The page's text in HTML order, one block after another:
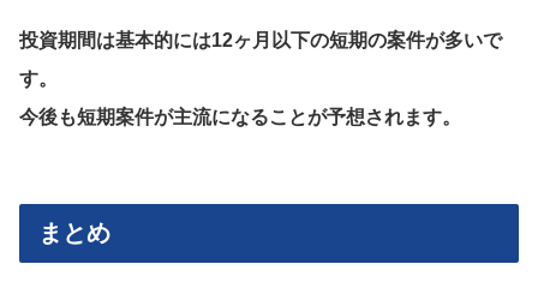
投資期間は基本的には12ヶ月以下の短期の案件が多いで
す。
今後も短期案件が主流になることが予想されます。
まとめ